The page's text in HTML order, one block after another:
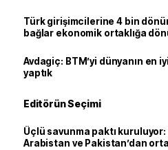
Türk girişimcilerine 4 bin
bağlar ekonomik ortaklığa
Avdagiç: BTM’yi dünyanın en
yaptık
Editörün Seçimi
Üçlü savunma paktı
Arabistan ve Pakistan’dan